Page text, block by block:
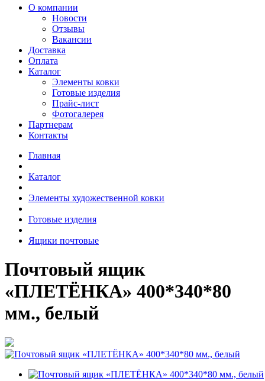
О компании
Новости
Отзывы
Вакансии
Доставка
Оплата
Каталог
Элементы ковки
Готовые изделия
Прайс-лист
Фотогалерея
Партнерам
Контакты
Главная
Каталог
Элементы художественной ковки
Готовые изделия
Ящики почтовые
Почтовый ящик
«ПЛЕТЁНКА» 400*340*80
мм., белый